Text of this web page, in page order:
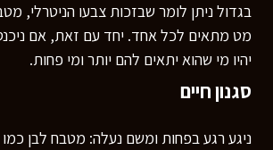
בגדול ניתן לומר שבזכות צבעו הניטרלי,
מט מתאים לכל אחד. יחד עם זאת, אם
יהיו מי שהוא יתאים להם יותר ומי פחות.
סגנון חיים
ניגע רגע בפחות ומשם נעלה: מטבח לבן כמו